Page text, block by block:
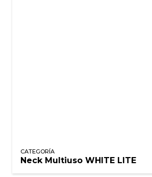
CATEGORÍA
Neck Multiuso WHITE LITE